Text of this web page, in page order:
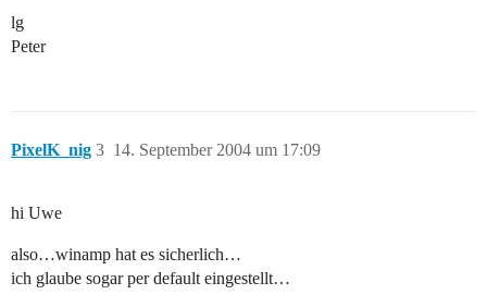
lg
Peter
PixelK_nig 14. September 2004 um 17:09
3
hi Uwe
also…winamp hat es sicherlich…
ich glaube sogar per default eingestellt…